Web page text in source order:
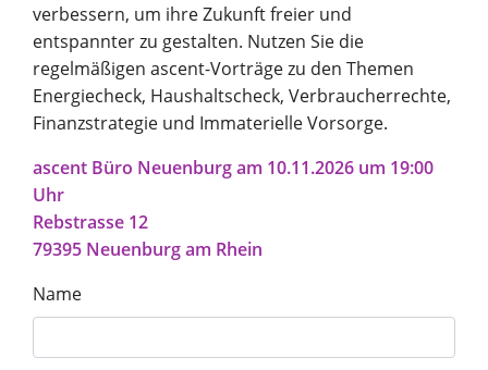
Sparen
Unternehmen
verbessern, um ihre Zukunft freier und
entspannter zu gestalten. Nutzen Sie die
regelmäßigen ascent-Vorträge zu den Themen
Energiecheck, Haushaltscheck, Verbraucherrechte,
Finanzstrategie und Immaterielle Vorsorge.
ascent Büro Neuenburg am 10.11.2026 um 19:00
Uhr
Rebstrasse 12
79395 Neuenburg am Rhein
Name